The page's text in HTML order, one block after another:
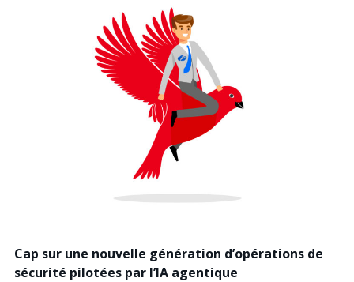
On est là
Contact
Cap sur une nouvelle génération d’opérations de
sécurité pilotées par l’IA agentique